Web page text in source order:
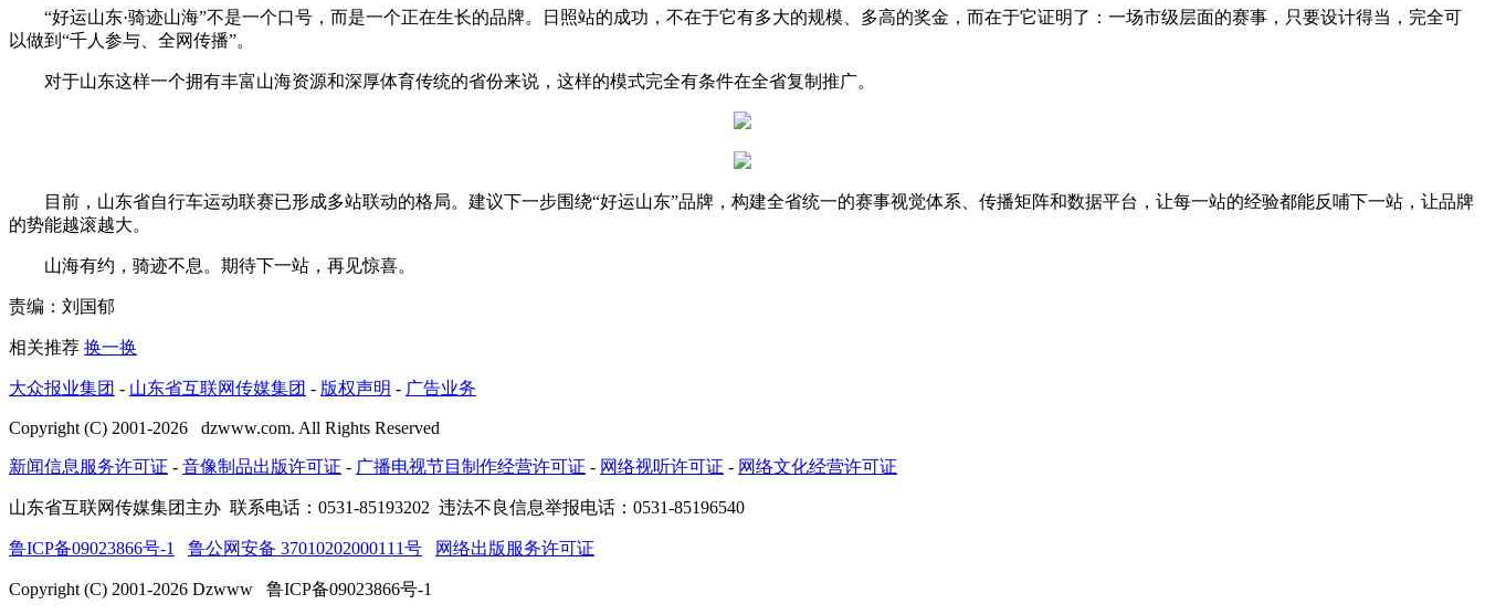
“好运山东·骑迹山海”不是一个口号，而是一个正在生长的品牌。日照站的成功，不在于它有多大的规模、多高的奖金，而在于它证明了：一场市级层面的赛事，只要设计得当，完全可
以做到“千人参与、全网传播”。
对于山东这样一个拥有丰富山海资源和深厚体育传统的省份来说，这样的模式完全有条件在全省复制推广。
目前，山东省自行车运动联赛已形成多站联动的格局。建议下一步围绕“好运山东”品牌，构建全省统一的赛事视觉体系、传播矩阵和数据平台，让每一站的经验都能反哺下一站，让品牌
的势能越滚越大。
山海有约，骑迹不息。期待下一站，再见惊喜。
责编：刘国郁
相关推荐 换一换
大众报业集团 - 山东省互联网传媒集团 - 版权声明 - 广告业务
Copyright (C) 2001-2026 dzwww.com. All Rights Reserved
新闻信息服务许可证 - 音像制品出版许可证 - 广播电视节目制作经营许可证 - 网络视听许可证 - 网络文化经营许可证
山东省互联网传媒集团主办 联系电话：0531-85193202 违法不良信息举报电话：0531-85196540
鲁ICP备09023866号-1 鲁公网安备 37010202000111号 网络出版服务许可证
Copyright (C) 2001-2026 Dzwww 鲁ICP备09023866号-1